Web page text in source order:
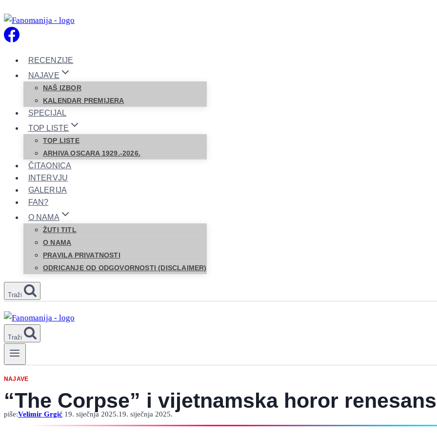
to
content
RECENZIJE
NAJAVE
NAŠ IZBOR
KALENDAR PREMIJERA
SPECIJAL
TOP LISTE
TOP LISTE
ARHIVA OSCARA 1929.-2026.
ČITAONICA
INTERVJU
GALERIJA
FAN?
O NAMA
ŽUTI TITL
O NAMA
PRAVILA PRIVATNOSTI
ODRICANJE OD ODGOVORNOSTI (DISCLAIMER)
Traži
Traži
NAJAVE
“The Corpse” i vijetnamska horor
piše:Velimir Grgić 19. siječnja 2025.19. siječnja 2025.